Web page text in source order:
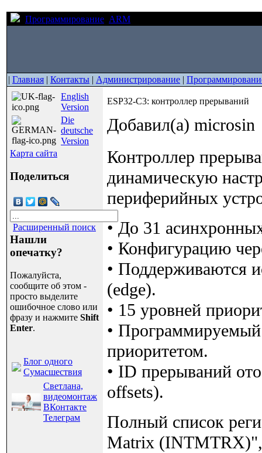
Программирование ARM
| Главная | Контакты | Администрирование |
English
Version
Die
deutsche
Version
Карта сайта
Поделиться
Расширенный поиск
Нашли
опечатку?
Пожалуйста,
сообщите об этом -
просто выделите
ошибочное слово или
фразу и нажмите Shift
Enter.
Блог одного
Сумасшествия
Светлана,
видеомонтаж
ВКонтакте
Телеграм
ESP32-C3: контроллер прерываний
Добавил(а) microsin
Контроллер
динамическую
периферийных
• До 31
• Конфигурацию
• Поддерживаются
(edge).
• 15 уровней
•
приоритетом.
• ID прерываний
offsets).
Полный список
Matrix (INTMTRX)",